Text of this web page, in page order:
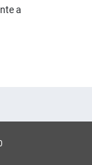
a